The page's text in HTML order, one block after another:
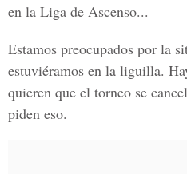
en la Liga de Ascenso...
Estamos preocupados por la
estuviéramos en la liguilla.
quieren que el torneo se
piden eso.